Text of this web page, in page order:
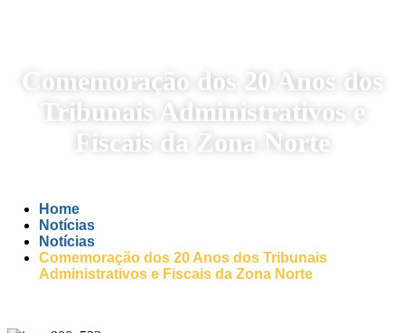
Comemoração dos 20 Anos dos
Tribunais Administrativos e
Fiscais da Zona Norte
Home
Notícias
Notícias
Comemoração dos 20 Anos dos Tribunais
Administrativos e Fiscais da Zona Norte